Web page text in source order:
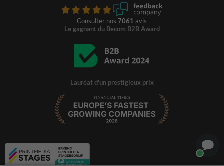
Consulter nos 7061 avis
Le gagnant du Becom B2B Award
Lauréat d'un prestigieux prix